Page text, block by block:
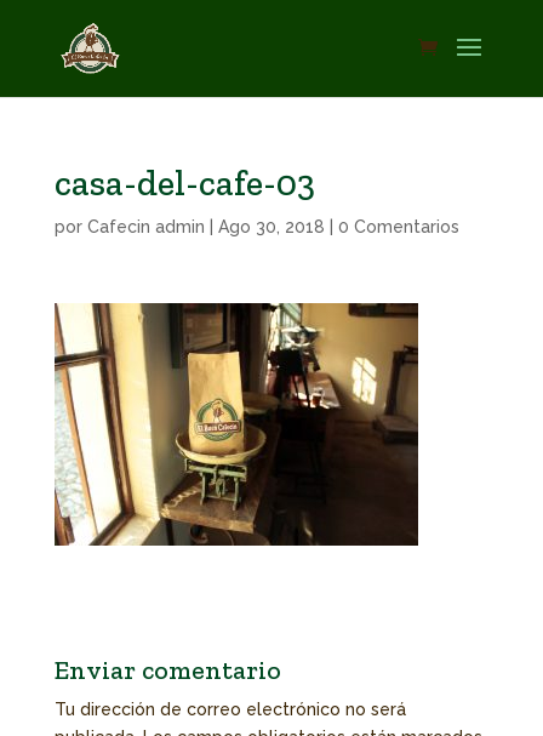
casa-del-cafe-03
por Cafecin admin Ago 30, 2018 0 Comentarios
Enviar comentario
Tu dirección de correo electrónico no será